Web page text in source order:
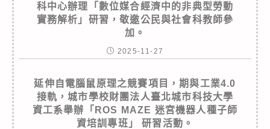
科中心辦理「數位媒合經濟中的非典型勞動
實務解析」研習，敬邀公民與社會科教師參
加。
2025-11-27
延伸自電腦鼠原理之競賽項目，期與工業4.0
接軌，城市學校財團法人臺北城市科技大學
資工系舉辦「ROS MAZE 迷宮機器人種子師
資培訓專班」 研習活動。